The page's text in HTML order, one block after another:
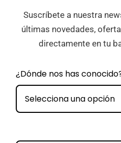
Suscríbete a nuestra
últimas novedades,
directamente en tu
¿Dónde nos has
Selecciona una opción